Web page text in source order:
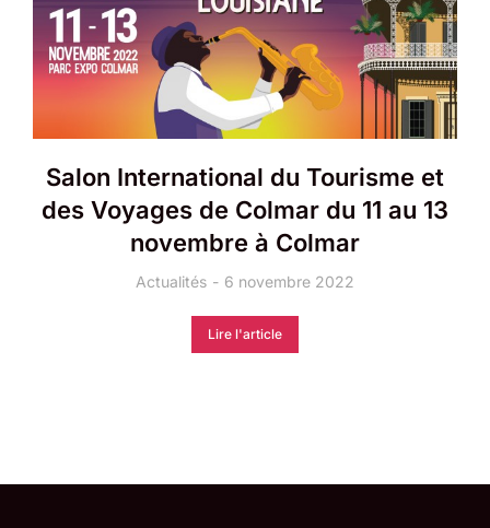
Salon International du Tourisme et
des Voyages de Colmar du 11 au 13
novembre à Colmar
Actualités 6 novembre 2022
Lire l'article